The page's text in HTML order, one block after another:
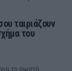
ταιριάζουν
του
τη σωστή